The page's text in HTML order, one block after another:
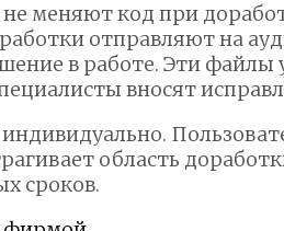
меняют код при
отправляют на
в работе. Эти файлы
вносят
индивидуально.
область
сроков.